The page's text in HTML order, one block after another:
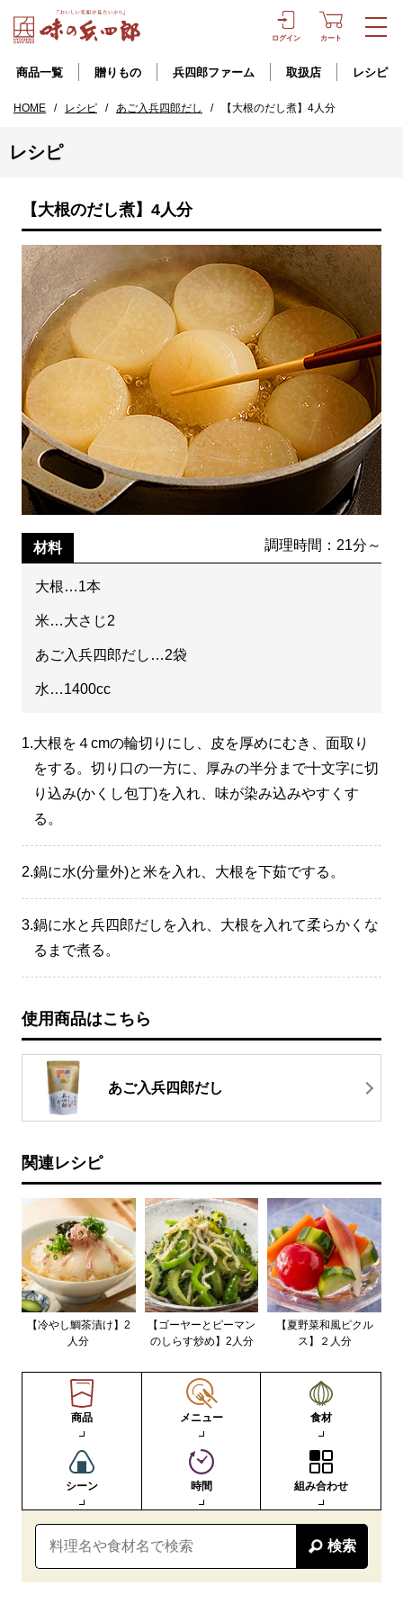
ログイン カート
商品一覧 贈りもの 兵四郎ファーム 取扱店 レシピ
HOME / レシピ / あご入兵四郎だし / 【大根のだし煮】4人分
レシピ
【大根のだし煮】4人分
材料 調理時間：21分～
大根…1本
米…大さじ2
あご入兵四郎だし…2袋
水…1400cc
1.大根を４cmの輪切りにし、皮を厚めにむき、面取り
をする。切り口の一方に、厚みの半分まで十文字に切
り込み(かくし包丁)を入れ、味が染み込みやすくす
る。
2.鍋に水(分量外)と米を入れ、大根を下茹でする。
3.鍋に水と兵四郎だしを入れ、大根を入れて柔らかくな
るまで煮る。
使用商品はこちら
あご入兵四郎だし
関連レシピ
【冷やし鯛茶漬け】2
人分
【ゴーヤーとピーマン
のしらす炒め】2人分
【夏野菜和風ピクル
ス】２人分
商品 メニュー 食材
シーン 時間 組み合わせ
検索